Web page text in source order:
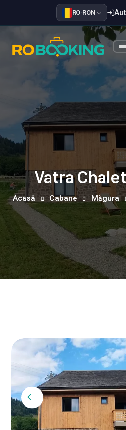
RO·RON
Vatra
Acasă Cabane Măgura